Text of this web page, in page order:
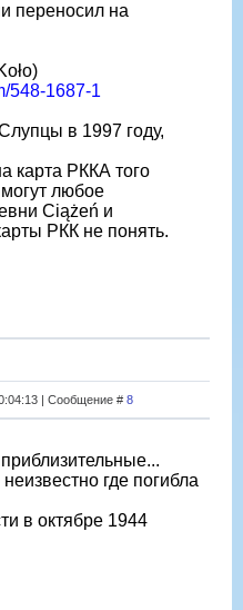
переносил на
548-1687-1
в 1997 году,
карта РККА того
любое
Ciążeń и
РКК не понять.
| Сообщение # 8
где погибла
в октябре 1944